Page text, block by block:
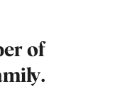
of